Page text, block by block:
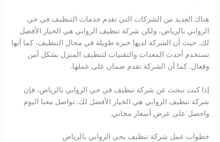
هناك العديد من الشركات التي تقدم خدمات التنظيف في حي
الروابي بالرياض، ولكن شركة تنظيف الروابي هي الخيار الأفضل
لك. حيث أن الشركة لديها خبرة طويلة في مجال التنظيف، كما أنها
تستخدم أحدث المعدات والتقنيات لتنظيف المنزل بشكل آمن
وفعال. كما أن الشركة تقدم ضمان على عملها.
إذا كنت تبحث عن شركة تنظيف في حي الروابي بالرياض، فإن
شركة تنظيف الروابي هي الخيار الأفضل لك. تواصل معنا اليوم
واحصل على عرض أسعار مجاني.
خطوات عمل شركة تنظيف بحي الروابي بالرياض